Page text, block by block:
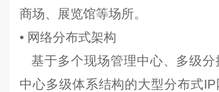
商场、展览馆等场所。
• 网络分布式架构
基于多个现场管理中心、多级
中心多级体系结构的大型分布式